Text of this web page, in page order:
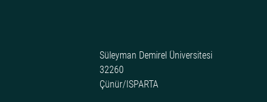
Süleyman Demirel Üniversitesi
32260
Çünür/ISPARTA